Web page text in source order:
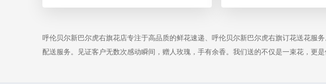
呼伦贝尔新巴尔虎右旗花店专注于高品质的鲜花速递、呼伦贝尔新巴尔虎右旗订花送花服
配送服务。见证客户无数次感动瞬间，赠人玫瑰，手有余香。我们送的不仅是一束花，更是